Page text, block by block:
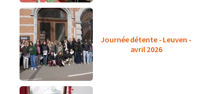
Journée détente - Leuven -
avril 2026